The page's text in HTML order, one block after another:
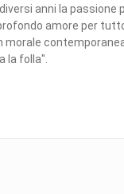
anni la passione
amore per
morale
la folla".